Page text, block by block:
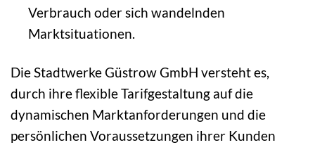
Verbrauch oder sich wandelnden
Marktsituationen.
Die Stadtwerke Güstrow GmbH versteht es,
durch ihre flexible Tarifgestaltung auf die
dynamischen Marktanforderungen und die
persönlichen Voraussetzungen ihrer Kunden